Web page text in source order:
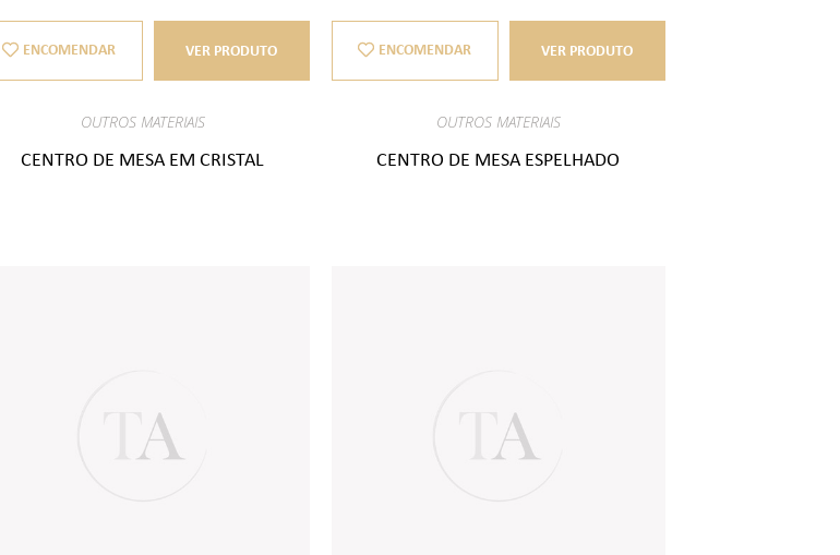
ENCOMENDAR VER PRODUTO
OUTROS MATERIAIS
CENTRO DE MESA EM CRISTAL
ENCOMENDAR VER PRODUTO
OUTROS MATERIAIS
CENTRO DE MESA ESPELHADO